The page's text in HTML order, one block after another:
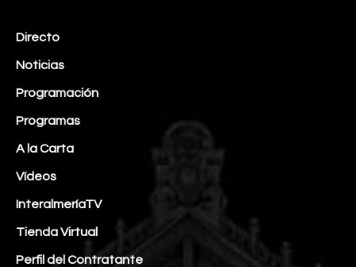
Directo
Noticias
Programación
Programas
A la Carta
Vídeos
InteralmeríaTV
Tienda Virtual
Perfil del Contratante